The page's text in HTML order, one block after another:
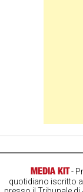
MEDIA KIT-
quotidiano iscritto